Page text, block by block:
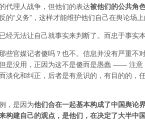
代理人战争，但他们的表达被他们的公共角
的“义务”，这样才能维护他们自己在舆论场上
经无法让自己就事实来判断了。而忠于事实
些官媒记者傻吗？也不。信息并没有严重不对
但是没用，正因为这不是傻而是愚蠢 —— 注
淡化和纠正，后者是有意识的，有目的的
，是因为他们合在一起基本构成了中国舆论
构建自己的观点，是他们，在决定了大半中